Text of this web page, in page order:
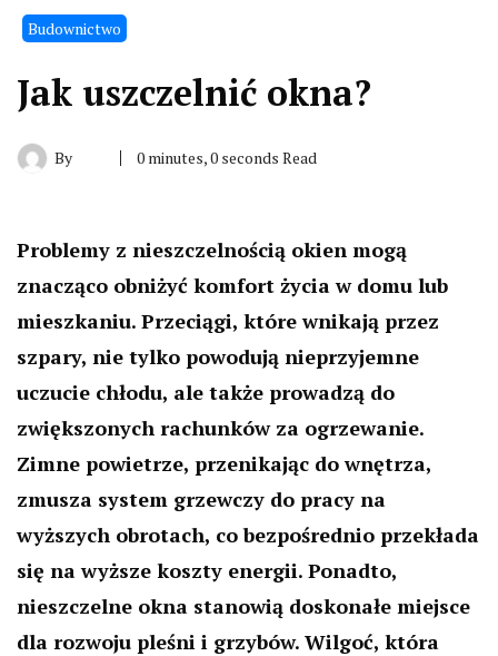
Budownictwo
Jak uszczelnić okna?
By 0 minutes, 0 seconds Read
Problemy z nieszczelnością okien mogą
znacząco obniżyć komfort życia w domu lub
mieszkaniu. Przeciągi, które wnikają przez
szpary, nie tylko powodują nieprzyjemne
uczucie chłodu, ale także prowadzą do
zwiększonych rachunków za ogrzewanie.
Zimne powietrze, przenikając do wnętrza,
zmusza system grzewczy do pracy na
wyższych obrotach, co bezpośrednio przekłada
się na wyższe koszty energii. Ponadto,
nieszczelne okna stanowią doskonałe miejsce
dla rozwoju pleśni i grzybów. Wilgoć, która